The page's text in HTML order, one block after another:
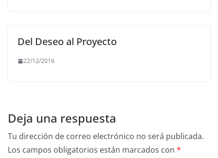
Del Deseo al Proyecto
22/12/2016
Deja una respuesta
Tu dirección de correo electrónico no será publicada.
Los campos obligatorios están marcados con *